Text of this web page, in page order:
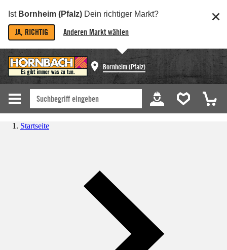
Ist Bornheim (Pfalz) Dein richtiger Markt?
JA, RICHTIG Anderen Markt wählen
Bornheim (Pfalz)
Startseite